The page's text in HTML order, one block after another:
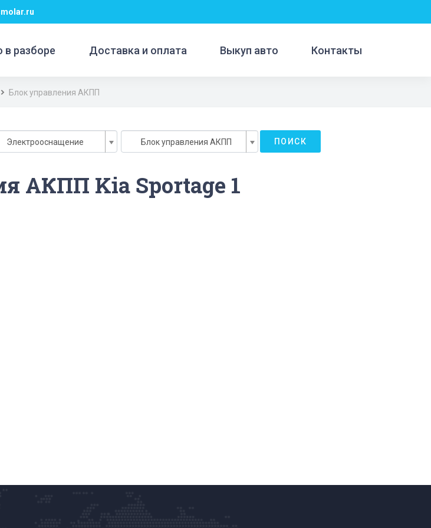
в разборе Доставка и оплата Выкуп авто Контакты
Блок управления АКПП
Электрооснащение Блок управления АКПП ПОИСК
АКПП Kia Sportage 1